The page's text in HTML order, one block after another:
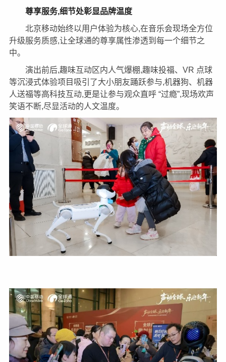
尊享服务,细节处彰显品牌温度
北京移动始终以用户体验为核心,在音乐会现场全方位
升级服务质感,让全球通的尊享属性渗透到每一个细节之
中。
演出前后,趣味互动区内人气爆棚,趣味投福、VR 点球
等沉浸式体验项目吸引了大小朋友踊跃参与,机器狗、机器
人送福等高科技互动,更是让参与观众直呼 “过瘾”,现场欢声
笑语不断,尽显活动的人文温度。